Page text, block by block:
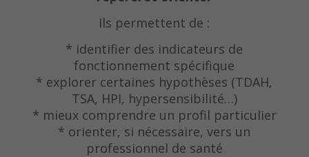
Ils permettent de :
* identifier des indicateurs de
fonctionnement spécifique
* explorer certaines hypothèses (TDAH,
TSA, HPI, hypersensibilité…)
* mieux comprendre un profil particulier
* orienter, si nécessaire, vers un
professionnel de santé